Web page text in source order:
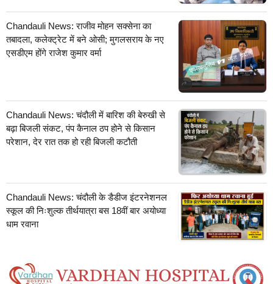
Chandauli News: राजीव मोहन सक्सेना का
तबादला, कलेक्ट्रेट में बने ओसी; मुगलसराय के नए
एसडीएम होंगे राजेश कुमार वर्मा
Chandauli News: चंदौली में बारिश की बेरुखी से
बढ़ा बिजली संकट, पंप कैनाल ठप होने से किसान
परेशान, देर रात तक हो रही बिजली कटौती
Chandauli News: चंदौली के डैडीज इंटरनेशनल
स्कूल की निःशुल्क तीर्थयात्रा बस 18वीं बार अयोध्या
धाम रवाना